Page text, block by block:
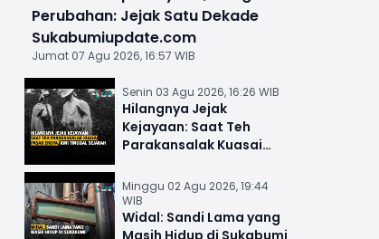
Perubahan: Jejak Satu Dekade
Sukabumiupdate.com
Jumat 07 Agu 2026, 16:57 WIB
Senin 03 Agu 2026, 16:26 WIB
Hilangnya Jejak
Kejayaan: Saat Teh
Parakansalak Kuasai
Sejarah
Minggu 02 Agu 2026, 19:44
WIB
Widal: Sandi Lama yang